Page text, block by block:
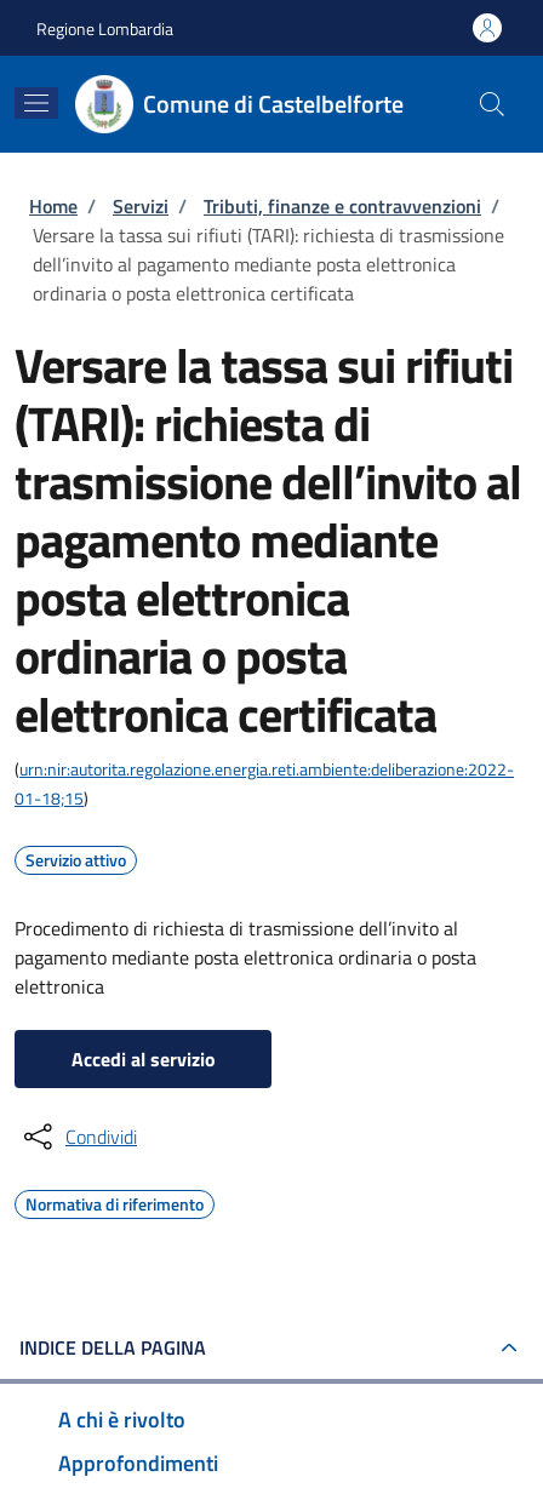
Regione Lombardia
Comune di Castelbelforte
Briciole di pane
Home / Servizi / Tributi, finanze e contravvenzioni /
Versare la tassa sui rifiuti (TARI): richiesta di trasmissione
dell’invito al pagamento mediante posta elettronica
ordinaria o posta elettronica certificata
Versare la tassa sui rifiuti
(TARI): richiesta di
trasmissione dell’invito al
pagamento mediante
posta elettronica
ordinaria o posta
elettronica certificata
(urn:nir:autorita.regolazione.energia.reti.ambiente:deliberazione:2022-
01-18;15)
Servizio attivo
Procedimento di richiesta di trasmissione dell’invito al
pagamento mediante posta elettronica ordinaria o posta
elettronica
Accedi al servizio
Condividi
Normativa di riferimento
INDICE DELLA PAGINA
A chi è rivolto
Approfondimenti